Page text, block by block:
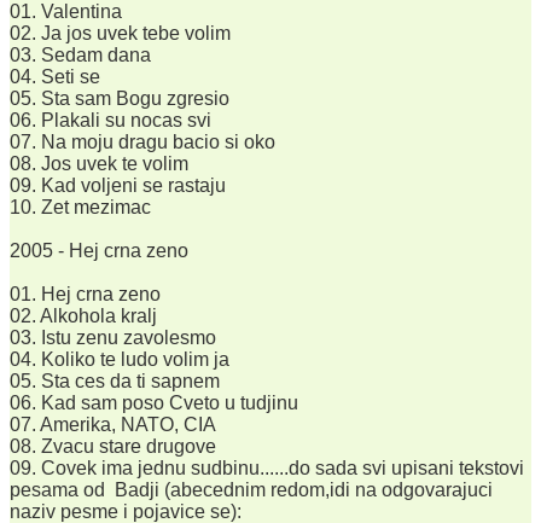
01. Valentina
02. Ja jos uvek tebe volim
03. Sedam dana
04. Seti se
05. Sta sam Bogu zgresio
06. Plakali su nocas svi
07. Na moju dragu bacio si oko
08. Jos uvek te volim
09. Kad voljeni se rastaju
10. Zet mezimac
2005 - Hej crna zeno
01. Hej crna zeno
02. Alkohola kralj
03. Istu zenu zavolesmo
04. Koliko te ludo volim ja
05. Sta ces da ti sapnem
06. Kad sam poso Cveto u tudjinu
07. Amerika, NATO, CIA
08. Zvacu stare drugove
09. Covek ima jednu sudbinu......do sada svi upisani tekstovi
pesama od Badji (abecednim redom,idi na odgovarajuci
naziv pesme i pojavice se):